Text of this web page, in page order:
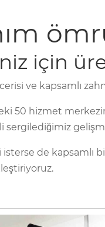
için
ve kapsamlı
50 hizmet
sergilediğimiz
de kapsamlı